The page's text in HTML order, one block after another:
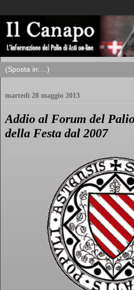
martedì 28 maggio 2013
Addio al Forum del
della Festa dal 2007